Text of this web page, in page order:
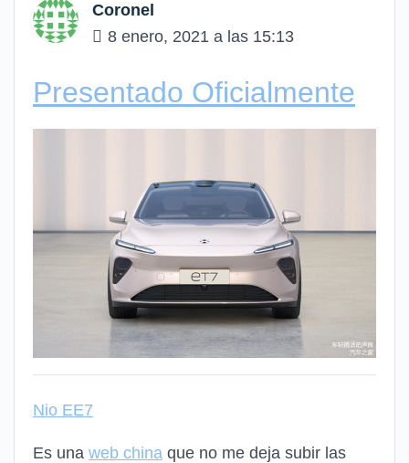
Coronel
8 enero, 2021 a las 15:13
Presentado Oficialmente
Nio EE7
Es una web china que no me deja subir las